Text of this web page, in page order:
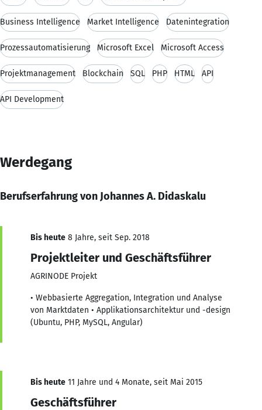
Business Intelligence Market Intelligence Datenintegration
Prozessautomatisierung Microsoft Excel Microsoft Access
Projektmanagement Blockchain SQL PHP HTML API
API Development
Werdegang
Berufserfahrung von Johannes A. Didaskalu
Bis heute 8 Jahre, seit Sep. 2018
Projektleiter und Geschäftsführer
AGRINODE Projekt
• Webbasierte Aggregation, Integration und Analyse
von Marktdaten • Applikationsarchitektur und -design
(Ubuntu, PHP, MySQL, Angular)
Bis heute 11 Jahre und 4 Monate, seit Mai 2015
Geschäftsführer